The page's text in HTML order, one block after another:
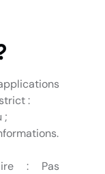
:
;
: Pas